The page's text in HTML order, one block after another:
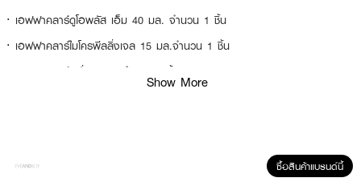
· เอฟฟาคลาร์ดูโอพลัส เอ็ม 40 มล. จำนวน 1 ชิ้น
· เอฟฟาคลาร์ไมโครพีลลิ่งเจล 15 มล.จำนวน 1 ชิ้น
เอฟฟาคลาร์เซรั่ม 3 มล.จำนวน 2 ชิ้น
ทาให้ทั่วใบหน้า เช้า และ/หรือ เย็น หลังการทำความสะอาดผิวด้วยเอฟฟาคลาร์ คลี
Show More
ซื้อสินค้าแบรนด์นี้